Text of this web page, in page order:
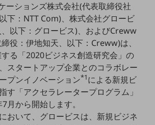
ご紹介
ー
ション
ーションズ株式会社(代表取締役社
下：NTT Com)、株式会社グロービ
以下：グロービス)、およびCreww
役：伊地知天、以下：Creww)は、
る「2020ビジネス創造研究会」の
スタートアップ企業とのコラボレー
プンイノベーション*1による新規ビ
す「アクセラレータープログラム」
月から開始します。
おいて、グロービスは、新規ビジネ